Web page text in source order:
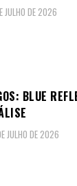
JULHO DE 2026
BLUE
JULHO DE 2026